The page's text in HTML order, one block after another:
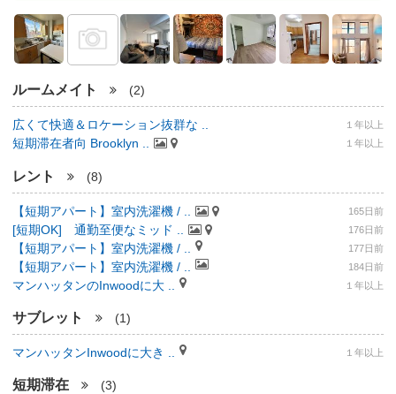
ルームメイト (2)
広くて快適＆ロケーション抜群な .. １年以上
短期滞在者向 Brooklyn .. １年以上
レント (8)
【短期アパート】室内洗濯機 / .. 165日前
[短期OK] 通勤至便なミッド .. 176日前
【短期アパート】室内洗濯機 / .. 177日前
【短期アパート】室内洗濯機 / .. 184日前
マンハッタンのInwoodに大 .. １年以上
サブレット (1)
マンハッタンInwoodに大き .. １年以上
短期滞在 (3)